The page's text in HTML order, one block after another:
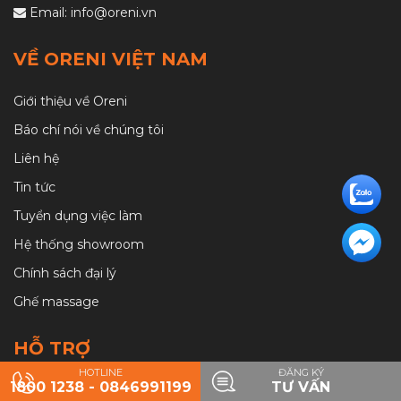
Email: info@oreni.vn
VỀ ORENI VIỆT NAM
Giới thiệu về Oreni
Báo chí nói về chúng tôi
Liên hệ
Tin tức
Tuyển dụng việc làm
Hệ thống showroom
Chính sách đại lý
Ghế massage
HỖ TRỢ
Hướng dẫn mua hàng
HOTLINE
1800 1238 - 0846991199
ĐĂNG KÝ
TƯ VẤN